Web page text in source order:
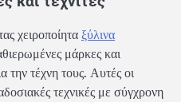
χειροποίητα ξύλινα
μάρκες και
την τέχνη τους. Αυτές οι
τεχνικές με σύγχρονη